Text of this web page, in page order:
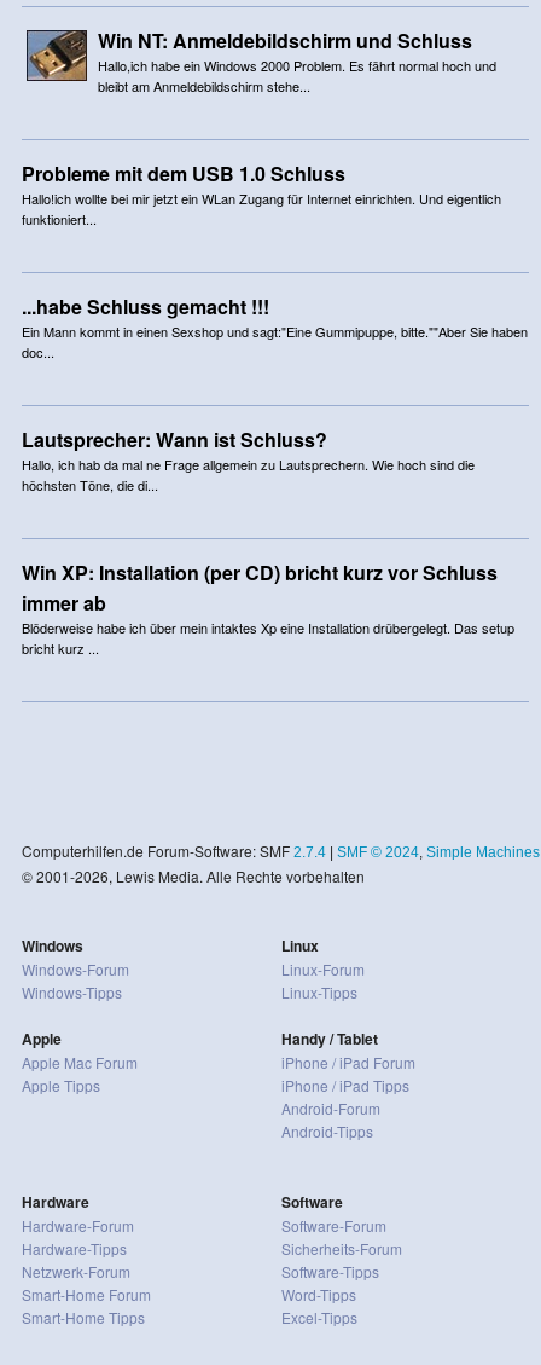
Win NT: Anmeldebildschirm und Schluss
Hallo,ich habe ein Windows 2000 Problem. Es fährt normal hoch und
bleibt am Anmeldebildschirm stehe...
Probleme mit dem USB 1.0 Schluss
Hallo!ich wollte bei mir jetzt ein WLan Zugang für Internet einrichten. Und eigentlich
funktioniert...
...habe Schluss gemacht !!!
Ein Mann kommt in einen Sexshop und sagt:"Eine Gummipuppe, bitte.""Aber Sie haben
doc...
Lautsprecher: Wann ist Schluss?
Hallo, ich hab da mal ne Frage allgemein zu Lautsprechern. Wie hoch sind die
höchsten Töne, die di...
Win XP: Installation (per CD) bricht kurz vor Schluss
immer ab
Blöderweise habe ich über mein intaktes Xp eine Installation drübergelegt. Das setup
bricht kurz ...
Computerhilfen.de Forum-Software: SMF 2.7.4| SMF © 2024, Simple Machines
© 2001-2026, Lewis Media. Alle Rechte vorbehalten
Windows
Windows-Forum
Windows-Tipps
Apple
Apple Mac Forum
Apple Tipps
Linux
Linux-Forum
Linux-Tipps
Handy / Tablet
iPhone / iPad Forum
iPhone / iPad Tipps
Android-Forum
Android-Tipps
Hardware
Hardware-Forum
Hardware-Tipps
Netzwerk-Forum
Smart-Home Forum
Smart-Home Tipps
Software
Software-Forum
Sicherheits-Forum
Software-Tipps
Word-Tipps
Excel-Tipps